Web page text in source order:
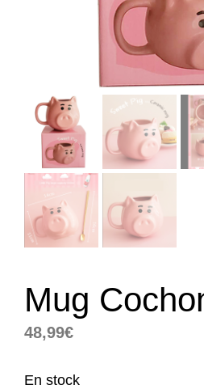
Mug
48,99€
En stock